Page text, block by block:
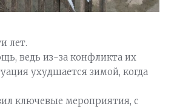
лет.
ведь из-за конфликта их
ухудшается зимой, когда
ключевые мероприятия, с